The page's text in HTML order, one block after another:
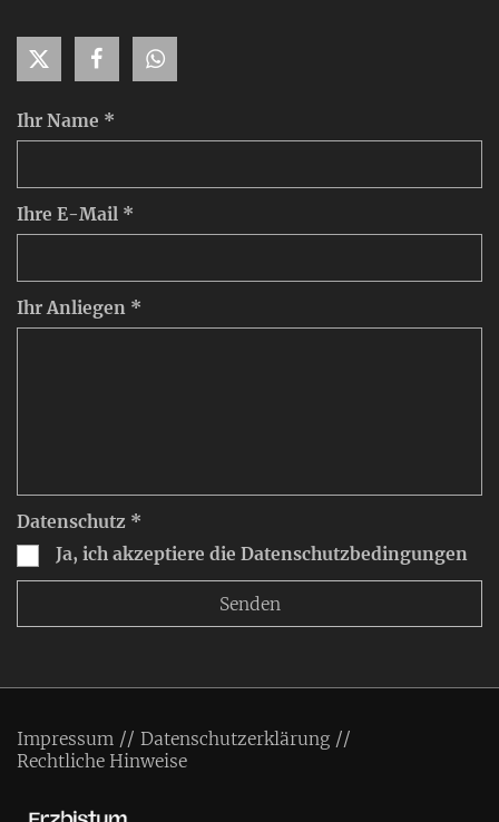
Ihr Name *
Ihre E-Mail *
Ihr Anliegen *
Datenschutz *
Ja, ich akzeptiere die Datenschutzbedingungen
Impressum
Datenschutzerklärung
Rechtliche Hinweise